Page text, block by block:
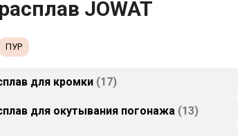
JOWAT
ПУР
для кромки 17
для окутывания погонажа 13